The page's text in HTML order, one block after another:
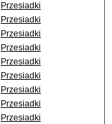
Przesiadki
Przesiadki
Przesiadki
Przesiadki
Przesiadki
Przesiadki
Przesiadki
Przesiadki
Przesiadki